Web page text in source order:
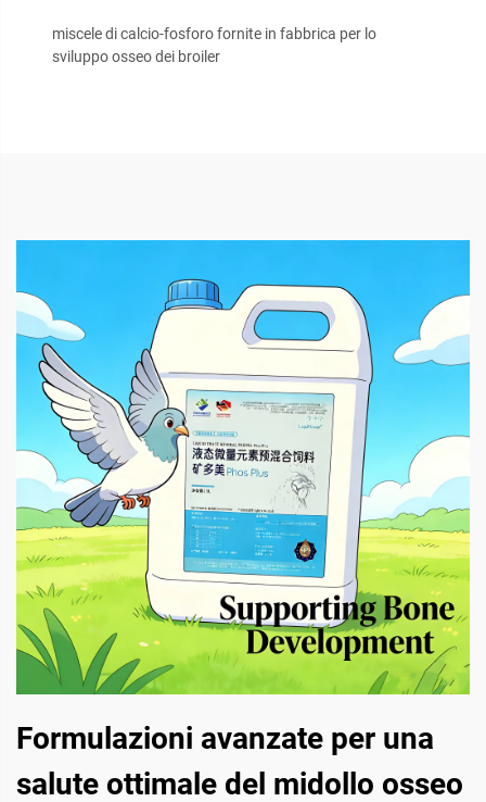
miscele di calcio-fosforo fornite in fabbrica per lo
sviluppo osseo dei broiler
Formulazioni avanzate per una
salute ottimale del midollo osseo